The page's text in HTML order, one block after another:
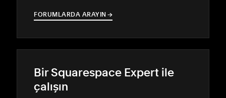
FORUMLARDA ARAYIN →
→
Bir Squarespace Expert ile
çalışın